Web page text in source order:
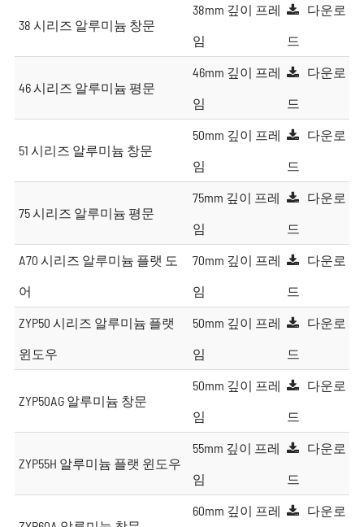
38 시리즈 알루미늄 창문
38mm 깊이 프레
임
다운로
드
46 시리즈 알루미늄 평문
46mm 깊이 프레
임
다운로
드
51 시리즈 알루미늄 창문
50mm 깊이 프레
임
다운로
드
75 시리즈 알루미늄 평문
75mm 깊이 프레
임
다운로
드
A70 시리즈 알루미늄 플랫 도
어
70mm 깊이 프레
임
다운로
드
ZYP50 시리즈 알루미늄 플랫
윈도우
50mm 깊이 프레
임
다운로
드
ZYP50AG 알루미늄 창문
50mm 깊이 프레
임
다운로
드
ZYP55H 알루미늄 플랫 윈도우
55mm 깊이 프레
임
다운로
드
60mm 깊이 프레 다운로